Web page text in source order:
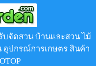
จัดสวน บ้านและสวน ไม้
ปกรณ์การเกษตร สินค้า